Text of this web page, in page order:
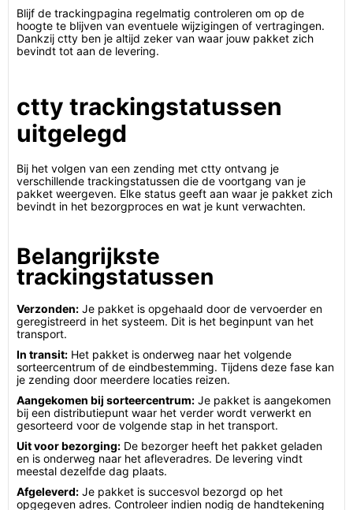
Blijf de trackingpagina regelmatig controleren om op de
hoogte te blijven van eventuele wijzigingen of vertragingen.
Dankzij ctty ben je altijd zeker van waar jouw pakket zich
bevindt tot aan de levering.
ctty trackingstatussen
uitgelegd
Bij het volgen van een zending met ctty ontvang je
verschillende trackingstatussen die de voortgang van je
pakket weergeven. Elke status geeft aan waar je pakket zich
bevindt in het bezorgproces en wat je kunt verwachten.
Belangrijkste
trackingstatussen
Verzonden: Je pakket is opgehaald door de vervoerder en
geregistreerd in het systeem. Dit is het beginpunt van het
transport.
In transit: Het pakket is onderweg naar het volgende
sorteercentrum of de eindbestemming. Tijdens deze fase kan
je zending door meerdere locaties reizen.
Aangekomen bij sorteercentrum: Je pakket is aangekomen
bij een distributiepunt waar het verder wordt verwerkt en
gesorteerd voor de volgende stap in het transport.
Uit voor bezorging: De bezorger heeft het pakket geladen
en is onderweg naar het afleveradres. De levering vindt
meestal dezelfde dag plaats.
Afgeleverd: Je pakket is succesvol bezorgd op het
opgegeven adres. Controleer indien nodig de handtekening